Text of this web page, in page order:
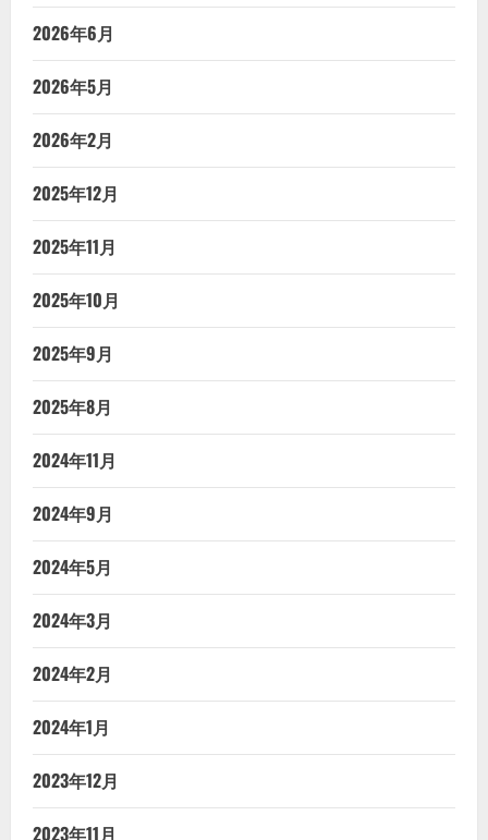
2026年6月
2026年5月
2026年2月
2025年12月
2025年11月
2025年10月
2025年9月
2025年8月
2024年11月
2024年9月
2024年5月
2024年3月
2024年2月
2024年1月
2023年12月
2023年11月